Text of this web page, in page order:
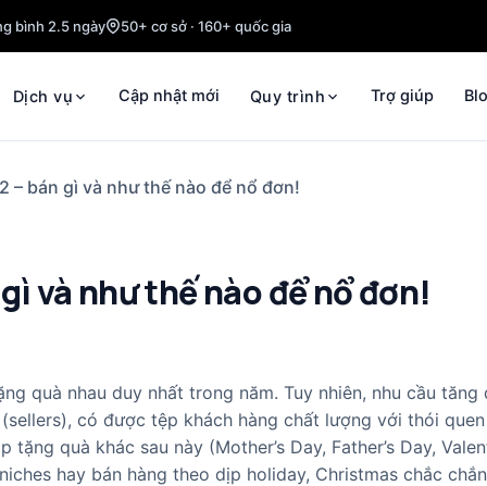
bình 2.5 ngày 50+ cơ sở · 160+ quốc gia
Dịch vụ Cập nhật mới Quy trình Trợ giúp
– bán gì và như thế nào để nổ đơn!
và như thế nào để nổ đơn!
quà nhau duy nhất trong năm. Tuy nhiên, nhu cầu
có được tệp khách hàng chất lượng với thói
tặng quà khác sau này (Mother’s Day, Father’s Day,
hay bán hàng theo dịp holiday, Christmas chắc